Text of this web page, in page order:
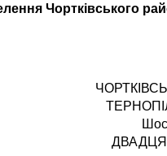
Чортківського